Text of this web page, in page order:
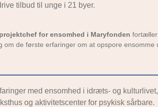
tilbud til unge i 21 byer.
for ensomhed i Maryfonden fortæller
om de første erfaringer om at opspore ensomme
med ensomhed i idræts- og
og aktivitetscenter for psykisk sårbare.